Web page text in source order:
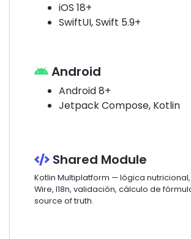
iOS 18+
SwiftUI, Swift 5.9+
Android
Android 8+
Jetpack Compose, Kotlin
Shared Module
Kotlin Multiplatform — lógica
Wire, I18n, validación, cálculo de
source of truth.